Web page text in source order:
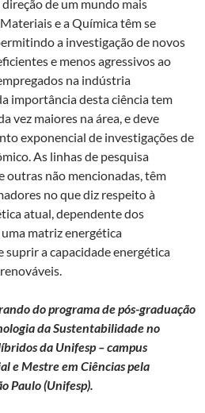
de um mundo mais
e a Química têm se
a investigação de novos
e menos agressivos ao
na indústria
importância desta ciência tem
vez maiores na área, e deve
exponencial de investigações de
As linhas de pesquisa
outras não mencionadas, têm
no que diz respeito à
atual, dependente dos
matriz energética
suprir a capacidade energética
do programa de pós-graduação
da Sustentabilidade no
da Unifesp – campus
e Mestre em Ciências pela
Paulo (Unifesp).